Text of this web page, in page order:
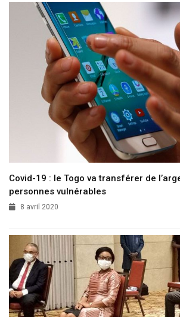
Covid-19 : le Togo va transférer de
personnes vulnérables
8 avril 2020